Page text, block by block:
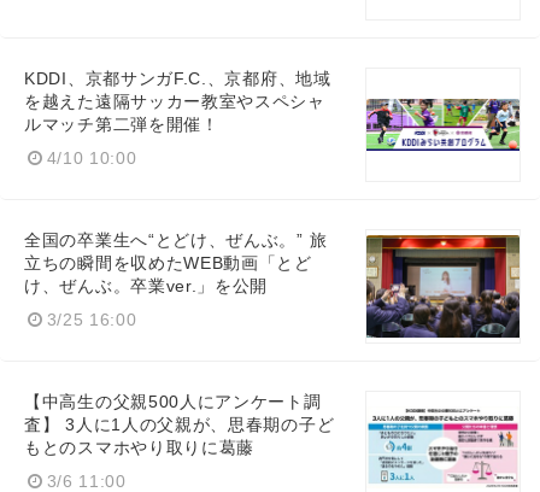
KDDI、京都サンガF.C.、京都府、地域
を越えた遠隔サッカー教室やスペシャ
ルマッチ第二弾を開催！
4/10 10:00
全国の卒業生へ“とどけ、ぜんぶ。” 旅
立ちの瞬間を収めたWEB動画「とど
け、ぜんぶ。卒業ver.」を公開
3/25 16:00
【中高生の父親500人にアンケート調
査】 3人に1人の父親が、思春期の子ど
もとのスマホやり取りに葛藤
3/6 11:00